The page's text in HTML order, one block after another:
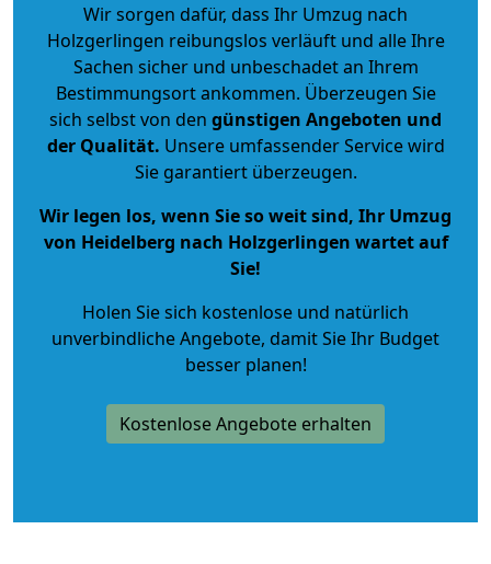
Wir sorgen dafür, dass Ihr Umzug nach
Holzgerlingen reibungslos verläuft und alle Ihre
Sachen sicher und unbeschadet an Ihrem
Bestimmungsort ankommen. Überzeugen Sie
sich selbst von den günstigen Angeboten und
der Qualität. Unsere umfassender Service wird
Sie garantiert überzeugen.
Wir legen los, wenn Sie so weit sind, Ihr Umzug
von Heidelberg nach Holzgerlingen wartet auf
Sie!
Holen Sie sich kostenlose und natürlich
unverbindliche Angebote, damit Sie Ihr Budget
besser planen!
Kostenlose Angebote erhalten